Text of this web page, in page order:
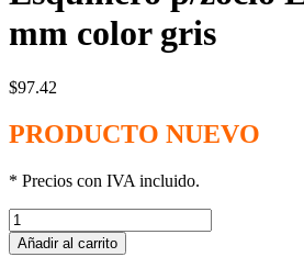
mm color gris
$97.42
PRODUCTO NUEVO
* Precios con IVA incluido.
Añadir al carrito